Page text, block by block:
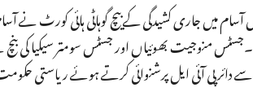
میں جاری کشیدگی کے بیچ گوہاٹی ہائی کورٹ نے
منوجیت بھوئیاں اور جسٹس سومتر سیکیا کی بنچ
دائر پی آئی ایل پرشنوائی کرتے ہوئے ریاستی